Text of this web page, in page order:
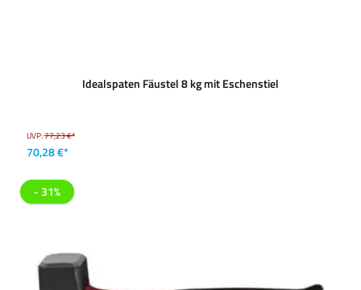
Idealspaten Fäustel 8 kg mit Eschenstiel
UVP:77,23 €*
70,28 €*
- 31%